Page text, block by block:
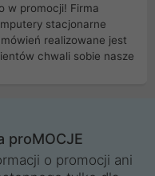
w promocji! Firma
stacjonarne
realizowane jest
chwali sobie nasze
Gliwice, Kalisz, Bytom,
obsługa!
proMOCJE
o promocji ani